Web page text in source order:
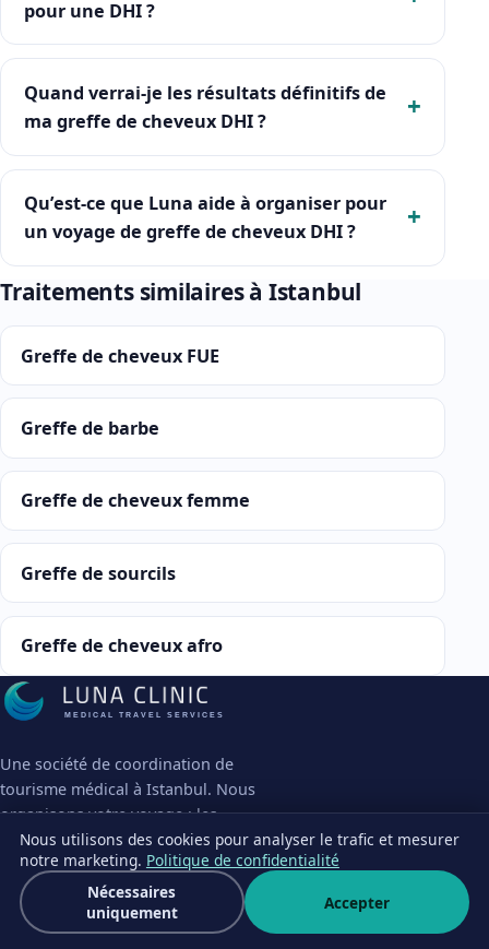
pour une DHI ?
Quand verrai-je les résultats définitifs de
ma greffe de cheveux DHI ?
Qu’est-ce que Luna aide à organiser pour
un voyage de greffe de cheveux DHI ?
Traitements similaires à Istanbul
Greffe de cheveux FUE
Greffe de barbe
Greffe de cheveux femme
Greffe de sourcils
Greffe de cheveux afro
MEDICAL TRAVEL SERVICES
Une société de coordination de
tourisme médical à Istanbul. Nous
organisons votre voyage ; les
chirurgiens partenaires indépendants
prennent chaque décision clinique
dans leur propre cabinet.
Devis gratuit
Nous utilisons des cookies pour analyser le trafic et mesurer
notre marketing. Politique de confidentialité
Nécessaires
uniquement
Accepter